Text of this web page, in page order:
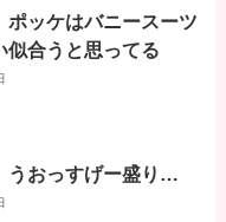
ポッケはバニースーツ
似合うと思ってる
うおっすげー盛り…